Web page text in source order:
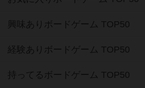
興味ありボードゲーム TOP50
経験ありボードゲーム TOP50
持ってるボードゲーム TOP50